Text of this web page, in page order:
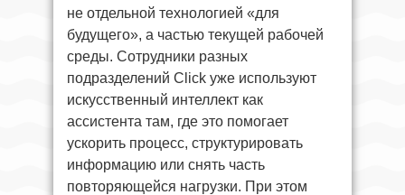
не отдельной технологией «для
будущего», а частью текущей рабочей
среды. Сотрудники разных
подразделений Click уже используют
искусственный интеллект как
ассистента там, где это помогает
ускорить процесс, структурировать
информацию или снять часть
повторяющейся нагрузки. При этом